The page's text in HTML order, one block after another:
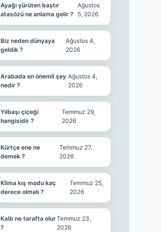
Ayağı yürüten baştır
atasözü ne anlama gelir ?
Ağustos
5, 2026
Biz neden dünyaya
geldik ?
Ağustos 4,
2026
Arabada en önemli şey
nedir ?
Ağustos 4,
2026
Yılbaşı çiçeği
hangisidir ?
Temmuz 29,
2026
Kürtçe ene ne
demek ?
Temmuz 27,
2026
Klima kış modu kaç
derece olmalı ?
Temmuz 25,
2026
Kalb ne tarafta olur
?
Temmuz 23,
2026